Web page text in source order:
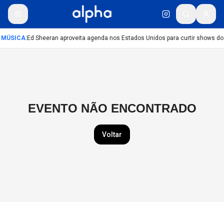
MÚSICA:Ed Sheeran aproveita agenda nos Estados Unidos para curtir shows
EVENTO NÃO ENCONTRADO
Voltar